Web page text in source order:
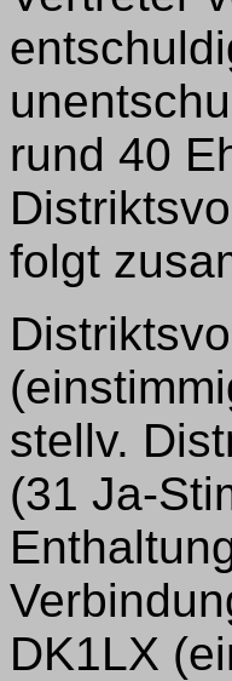
rund 40
folgt
stellv.
(31 Ja-
DK1LX